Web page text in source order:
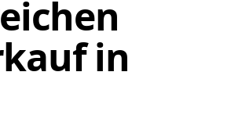
in